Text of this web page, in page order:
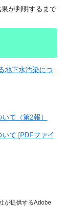
が判明するまで
地下水汚染につ
て（第2報）
て [PDFファイ
が提供するAdobe